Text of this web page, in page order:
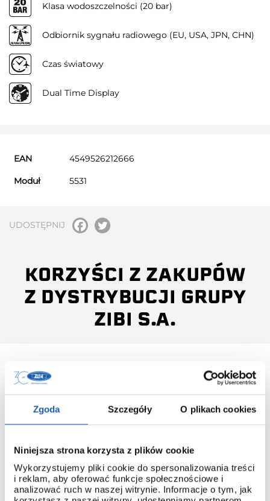
Zgoda Szczegóły O plikach cookies
Niniejsza strona korzysta z plików cookie
Wykorzystujemy pliki cookie do spersonalizowania treści
i reklam, aby oferować funkcje społecznościowe i
analizować ruch w naszej witrynie. Informacje o tym, jak
Klasa wodoszczelności (20 bar)
Odbiornik sygnału radiowego (EU, USA, JPN, CHN)
Czas światowy
Dual Time Display
EAN 4549526212666
Moduł 5531
UDOSTĘPNIJ
KORZYŚCI Z ZAKUPÓW
Z DYSTRYBUCJI GRUPY
ZIBI S.A.
INSTRUKCJA OBSŁUGI
dystrybucji ZIBI dołączana jest instrukcja obsługi w języku
polskim.
Dzięki temu łatwo poznasz obsługę nawet najbardziej
zaawansowanych modeli.